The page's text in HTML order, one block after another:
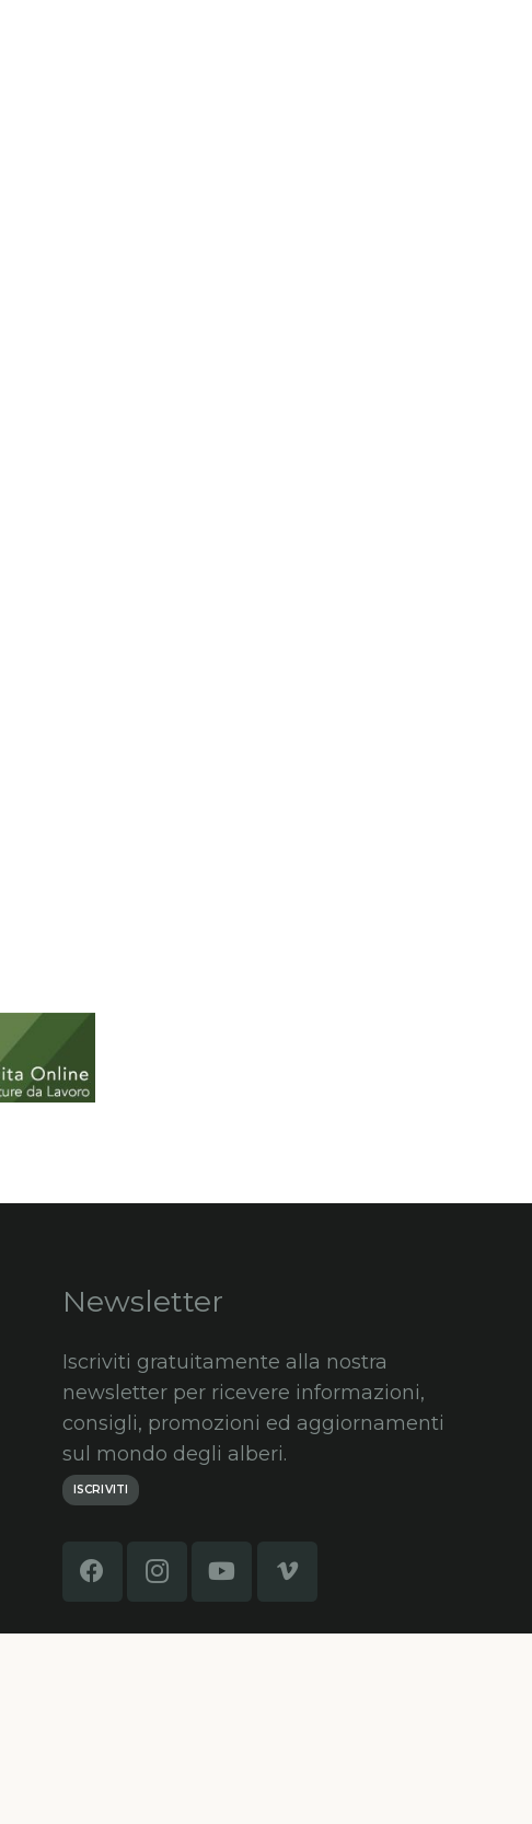
Newsletter
Iscriviti gratuitamente alla nostra
newsletter per ricevere informazioni,
consigli, promozioni ed aggiornamenti
sul mondo degli alberi.
ISCRIVITI